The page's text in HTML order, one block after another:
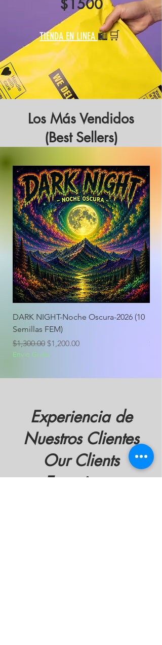
$1500
TIENDA EN LINEA 🛍️🛒
Los Más Vendidos
(Best Sellers)
DARK NIGHT-Noche Oscura-2026 (10
Semillas FEM)
Precio
$1,300.00 Precio de oferta
$1,200.00
Envio Gratis
Experiencia de
Nuestros Clientes
Our Clients
Experience